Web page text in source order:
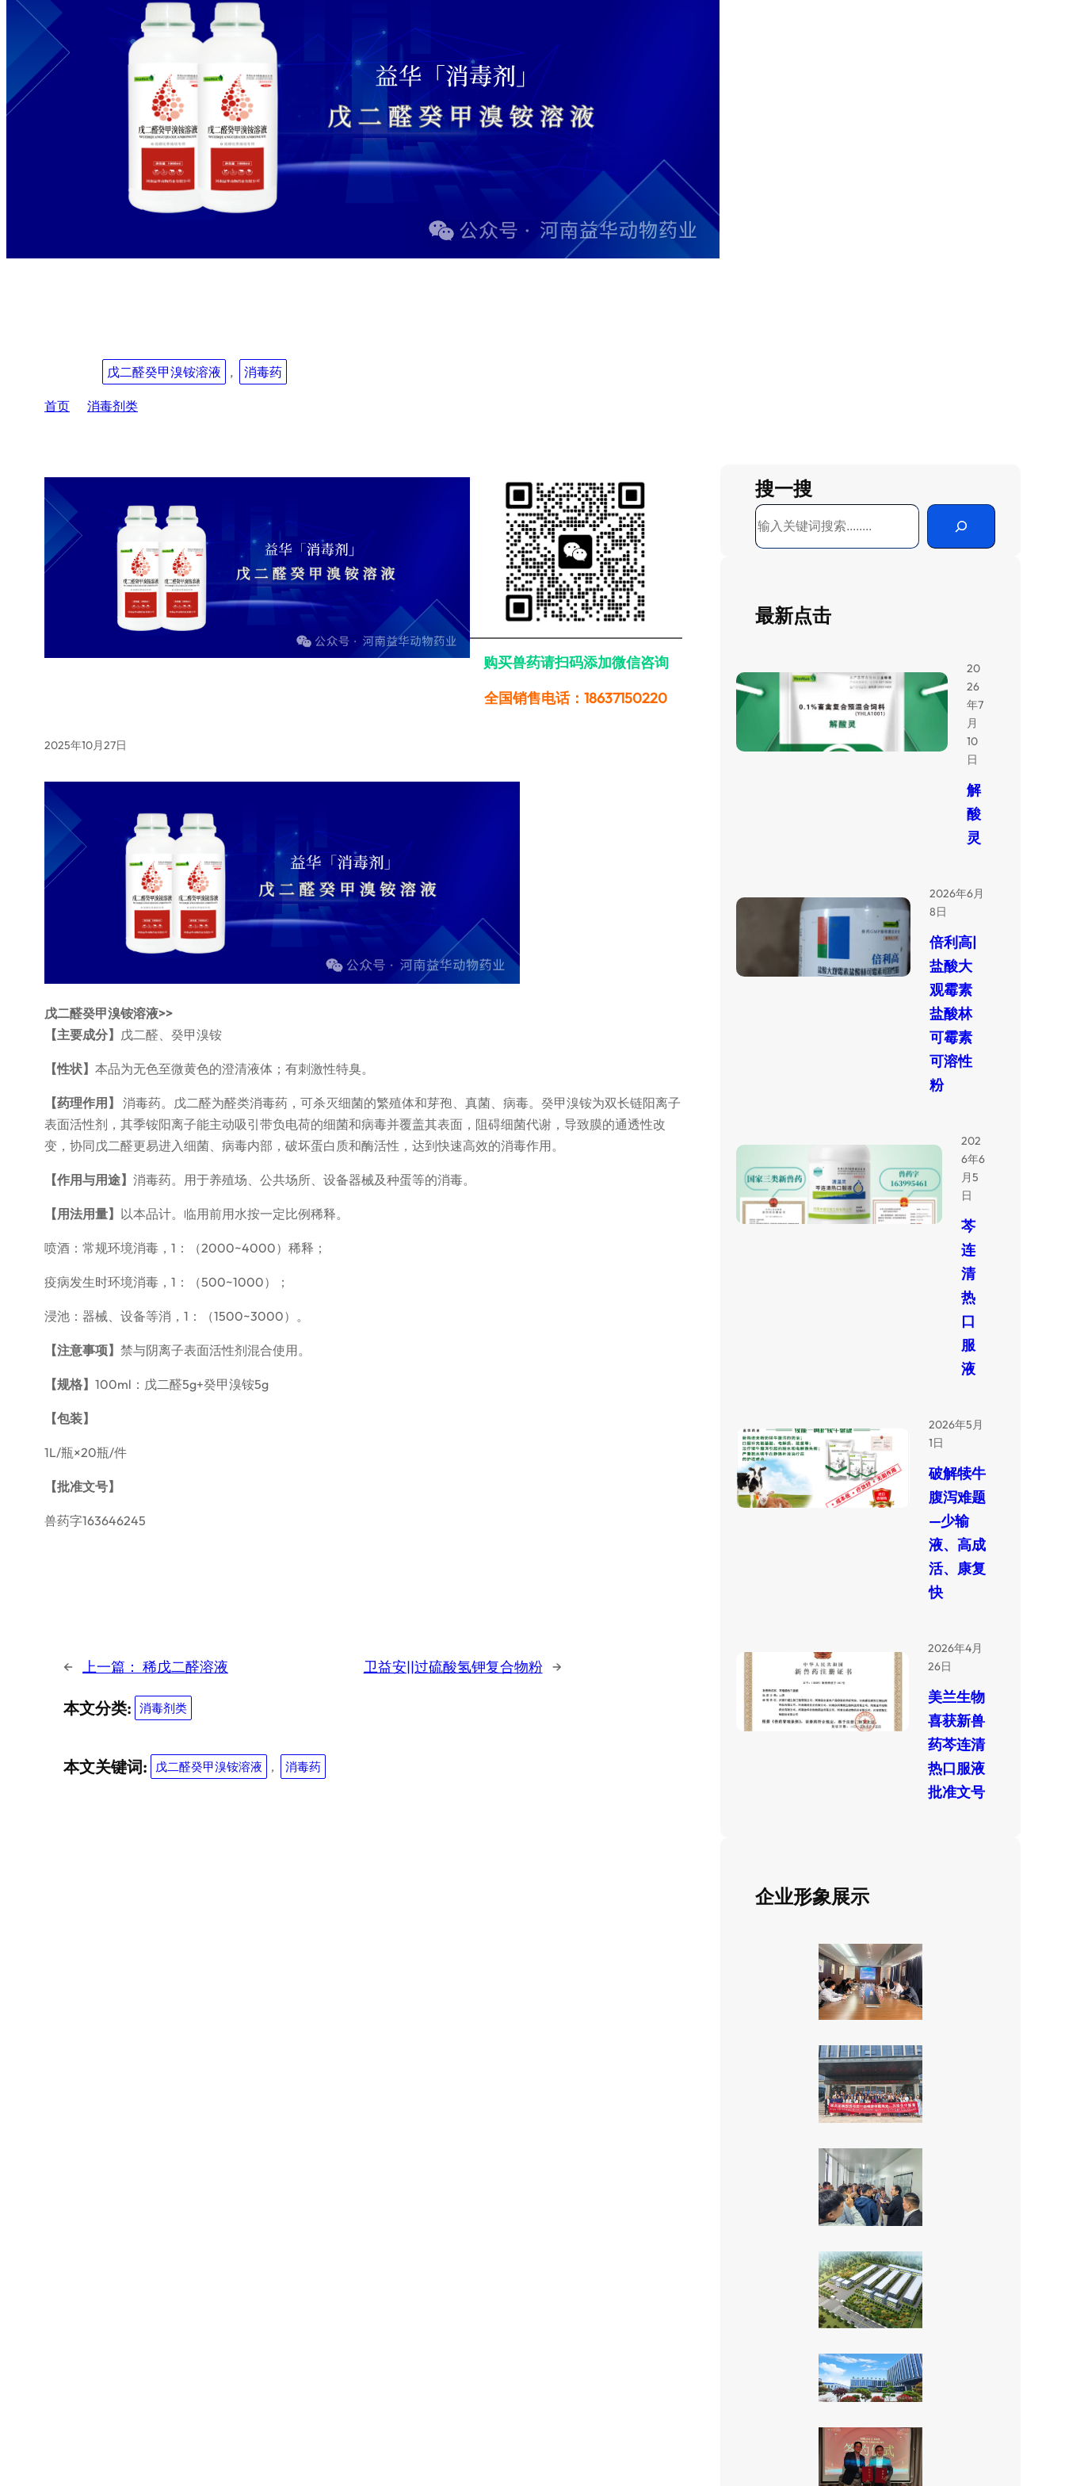
戊二醛癸甲溴铵溶液 , 消毒药
首页 消毒剂类
购买兽药请扫码添加微信咨询
全国销售电话：18637150220
2025年10月27日
戊二醛癸甲溴铵溶液>>
【主要成分】 戊二醛、癸甲溴铵
【性状】 本品为无色至微黄色的澄清液体；有刺激性特臭。
【药理作用】
消毒药。戊二醛为醛类消毒药，可杀灭细菌的繁殖体和芽孢、真菌、病毒。癸甲溴铵为双长链阳离子
表面活性剂，其季铵阳离子能主动吸引带负电荷的细菌和病毒并覆盖其表面，阻碍细菌代谢，导致膜的通透性改
变，协同戊二醛更易进入细菌、病毒内部，破坏蛋白质和酶活性，达到快速高效的消毒作用。
【作用与用途】 消毒药。用于养殖场、公共场所、设备器械及种蛋等的消毒。
【用法用量】 以本品计。临用前用水按一定比例稀释。
喷酒：常规环境消毒，1：（2000~4000）稀释；
疫病发生时环境消毒，1：（500~1000）；
浸池：器械、设备等消，1：（1500~3000）。
【注意事项】 禁与阴离子表面活性剂混合使用。
【规格】 100ml：戊二醛5g+癸甲溴铵5g
【包装】
1L/瓶×20瓶/件
【批准文号】
兽药字163646245
← 上一篇： 稀戊二醛溶液 卫益安||过硫酸氢钾复合物粉 →
本文分类: 消毒剂类
本文关键词: 戊二醛癸甲溴铵溶液 , 消毒药
搜一搜
搜
索
最新点击
20
26
年7
月
10
日
解
酸
灵
2026年6月
8日
倍利高|
盐酸大
观霉素
盐酸林
可霉素
可溶性
粉
202
6年6
月5
日
芩
连
清
热
口
服
液
2026年5月
1日
破解犊牛
腹泻难题
—少输
液、高成
活、康复
快
2026年4月
26日
美兰生物
喜获新兽
药芩连清
热口服液
批准文号
企业形象展示